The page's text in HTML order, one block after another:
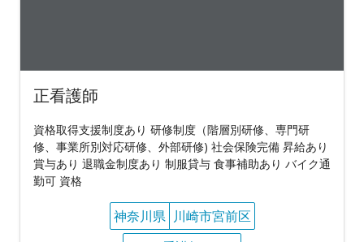
正看護師
資格取得支援制度あり 研修制度（階層別研修、専門研
修、事業所別対応研修、外部研修) 社会保険完備 昇給あり
賞与あり 退職金制度あり 制服貸与 食事補助あり バイク通
勤可 資格
神奈川県 川崎市宮前区